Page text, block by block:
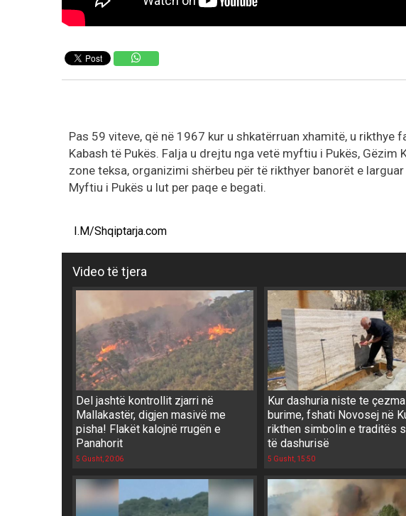
Pas 59 viteve, që në 1967 kur u shkatërruan xhamitë, u rikthye
Kabash të Pukës. Falja u drejtu nga vetë myftiu i Pukës, Gëzim
zone teksa, organizimi shërbeu për të rikthyer banorët e larguar
Myftiu i Pukës u lut per paqe e begati.
I.M/Shqiptarja.com
Video të tjera
Del jashtë kontrollit zjarri në
Mallakastër, digjen masivë me
pisha! Flakët kalojnë rrugën e
Panahorit
5 Gusht, 20:06
Kur dashuria niste te
burime, fshati Novosej në
rikthen simbolin e traditës
të dashurisë
5 Gusht, 15:50